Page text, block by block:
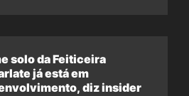
solo da Feiticeira
já está em
diz insider